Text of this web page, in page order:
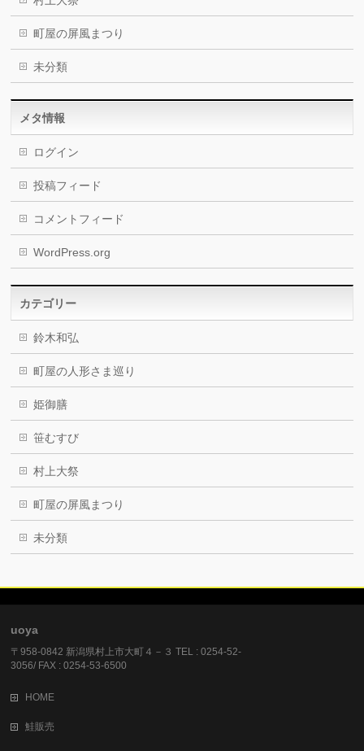
町屋の屏風まつり
未分類
メタ情報
ログイン
投稿フィード
コメントフィード
WordPress.org
カテゴリー
鈴木和弘
町屋の人形さま巡り
姫御膳
笹むすび
村上大祭
町屋の屏風まつり
未分類
uoya
〒958-0842 新潟県村上市大町４－３ TEL : 0254-52-
3056/ FAX : 0254-53-6500
HOME
鮭販売